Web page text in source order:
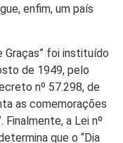
enfim, um país
Graças” foi instituído
de 1949, pelo
nº 57.298, de
as comemorações
Finalmente, a Lei nº
que o “Dia